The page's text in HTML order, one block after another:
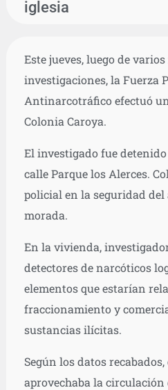
iglesia
Este jueves, luego de varios
investigaciones, la Fuerza
Antinarcotráfico efectuó
Colonia Caroya.
El investigado fue
calle Parque los Alerces.
policial en la seguridad
morada.
En la vivienda,
detectores de narcóticos
elementos que estarían
fraccionamiento y
sustancias ilícitas.
Según los datos
aprovechaba la circulación